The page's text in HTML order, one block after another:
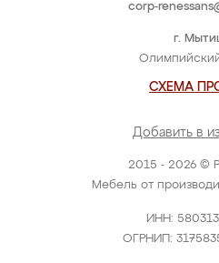
2015 - 2026 ©
Мебель от
ИНН:
ОГРНИП:
г.
СХЕМА
Добавить в
corp-